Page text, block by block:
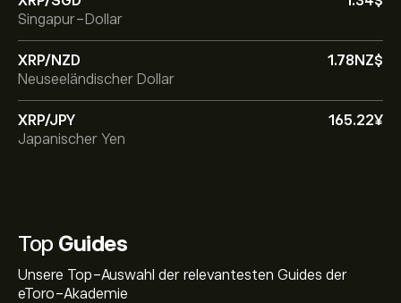
Singapur-Dollar
XRP/NZD
1.78‎NZ$‎
Neuseeländischer Dollar
XRP/JPY
165.22‎¥‎
Japanischer Yen
Top Guides
Unsere Top-Auswahl der relevantesten Guides der
eToro-Akademie